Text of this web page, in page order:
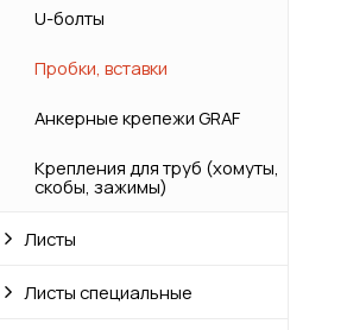
U-болты
Пробки, вставки
Анкерные крепежи GRAF
Крепления для труб (хомуты,
скобы, зажимы)
Листы
Листы специальные